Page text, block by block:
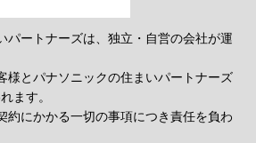
パートナーズは、独立・自営の会社が運
様とパナソニックの住まいパートナーズ
ます。
約にかかる一切の事項につき責任を負わ